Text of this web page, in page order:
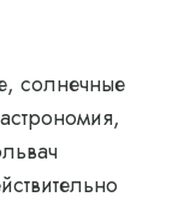
солнечные